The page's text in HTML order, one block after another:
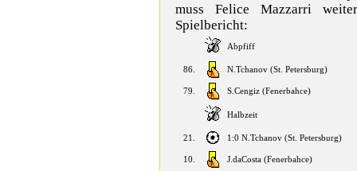
muss Felice Mazzarri
Spielbericht:
Abpfiff
86. N.Tchanov (St. Petersburg)
79. S.Cengiz (Fenerbahce)
Halbzeit
21. 1:0 N.Tchanov (St. Petersburg)
10. J.daCosta (Fenerbahce)